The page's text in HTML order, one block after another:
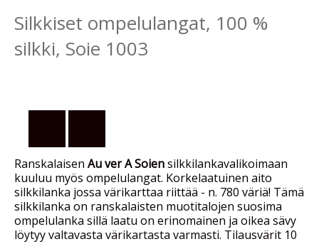
Silkkiset ompelulangat, 100 %
silkki, Soie 1003
Ranskalaisen Au ver A Soiensilkkilankavalikoimaan
kuuluu myös ompelulangat. Korkelaatuinen aito
silkkilanka jossa värikarttaa riittää - n. 780 väriä! Tämä
silkkilanka on ranskalaisten muotitalojen suosima
ompelulanka sillä laatu on erinomainen ja oikea sävy
löytyy valtavasta värikartasta varmasti. Tilausvärit 10